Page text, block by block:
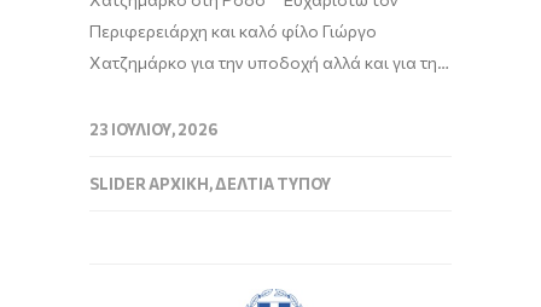
Περιφερειάρχη και καλό φίλο Γιώργο
Χατζημάρκο για την υποδοχή αλλά και για τη…
23 ΙΟΥΛΊΟΥ, 2026
SLIDER ΑΡΧΙΚΉ,ΔΕΛΤΊΑ ΤΎΠΟΥ